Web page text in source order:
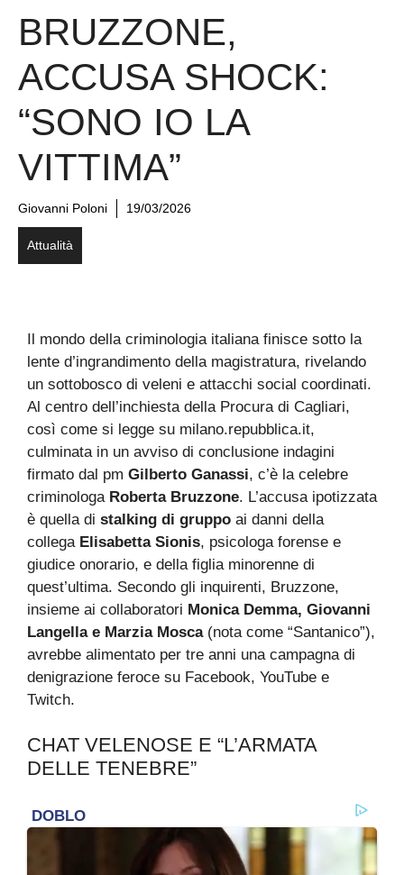
BRUZZONE,
ACCUSA SHOCK:
“SONO IO LA
VITTIMA”
Giovanni Poloni 19/03/2026
Attualità
Il mondo della criminologia italiana finisce sotto la
lente d’ingrandimento della magistratura, rivelando
un sottobosco di veleni e attacchi social coordinati.
Al centro dell’inchiesta della Procura di Cagliari,
così come si legge su milano.repubblica.it,
culminata in un avviso di conclusione indagini
firmato dal pm Gilberto Ganassi, c’è la celebre
criminologa Roberta Bruzzone. L’accusa ipotizzata
è quella di stalking di gruppo ai danni della
collega Elisabetta Sionis, psicologa forense e
giudice onorario, e della figlia minorenne di
quest’ultima. Secondo gli inquirenti, Bruzzone,
insieme ai collaboratori Monica Demma, Giovanni
Langella e Marzia Mosca(nota come “Santanico”),
avrebbe alimentato per tre anni una campagna di
denigrazione feroce su Facebook, YouTube e
Twitch.
CHAT VELENOSE E “L’ARMATA
DELLE TENEBRE”